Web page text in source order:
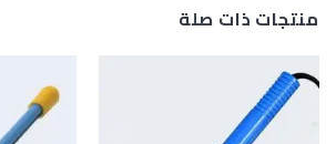
منتجات ذات صلة